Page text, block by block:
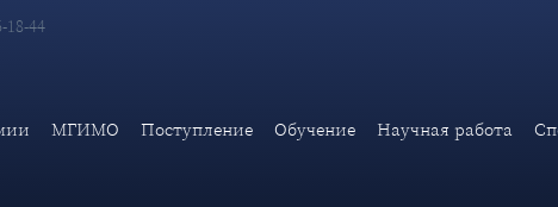
18-44
МГИМО Поступление Обучение Научная работа